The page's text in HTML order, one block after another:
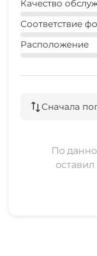
Качество
Соответствие
Расположение
Сначала
По